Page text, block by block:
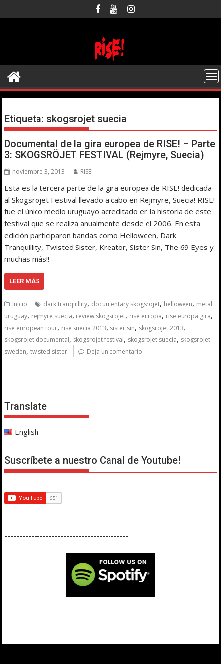
al
Etiqueta: skogsrojet suecia
Documental de la gira europea de RISE! – Parte
3: SKOGSRÖJET FESTIVAL (Rejmyre, Suecia)
noviembre 3, 2013 RISE!
Esta es la tercera parte de la gira europea de RISE! dedicada
al Skogsröjet Festival llevado a cabo en Rejmyre, Suecia! RISE!
fue el único medio uruguayo acreditado en la historia de este
festival que se realiza anualmente desde el 2006. En esta
edición participaron bandas como Helloween, Dark
Tranquillity, Twisted Sister, Kreator, Sister Sin, The 69 Eyes y
muchas más!!
LEER MÁS
Inicio dark tranquillity, documentary skogsrojet, helloween, metal
uruguay, rejmyre suecia, review skogsrojet, rise europa, rise europa gira,
rise european tour, rise suecia 2013, sister sin, skogsrojet 2013,
skogsrojet documental, skogsrojet festival, skogsrojet suecia, skogsrojet
sweden,twisted sister Deja un comentario
Translate
English
Suscríbete a nuestro Canal de Youtube!
------------------------------------------